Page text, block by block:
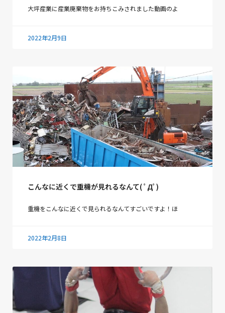
大坪産業に産業廃棄物をお持ちこみされました動画のよ
2022年2月9日
こんなに近くで重機が見れるなんて( ﾟДﾟ)
重機をこんなに近くで見られるなんてすごいですよ！ほ
2022年2月8日